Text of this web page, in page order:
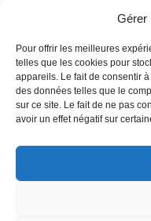
Gérer
Pour offrir les meilleures
telles que les cookies pour
appareils. Le fait de consentir
des données telles que le
sur ce site. Le fait de ne pas
avoir un effet négatif sur